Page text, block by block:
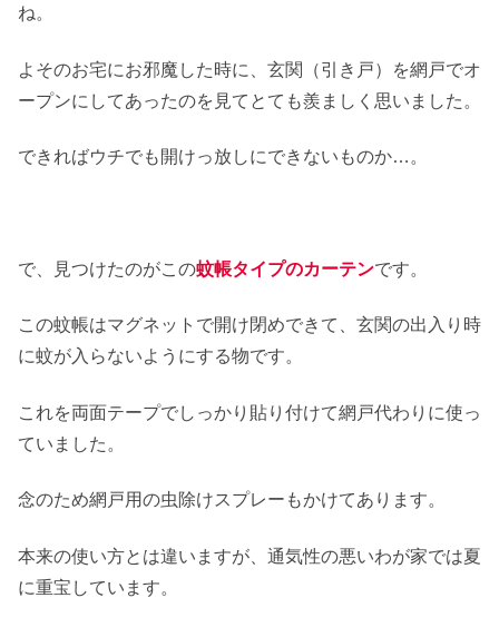
ね。
よそのお宅にお邪魔した時に、玄関（引き戸）を網戸でオ
ープンにしてあったのを見てとても羨ましく思いました。
できればウチでも開けっ放しにできないものか…。
で、見つけたのがこの蚊帳タイプのカーテンです。
この蚊帳はマグネットで開け閉めできて、玄関の出入り時
に蚊が入らないようにする物です。
これを両面テープでしっかり貼り付けて網戸代わりに使っ
ていました。
念のため網戸用の虫除けスプレーもかけてあります。
本来の使い方とは違いますが、通気性の悪いわが家では夏
に重宝しています。